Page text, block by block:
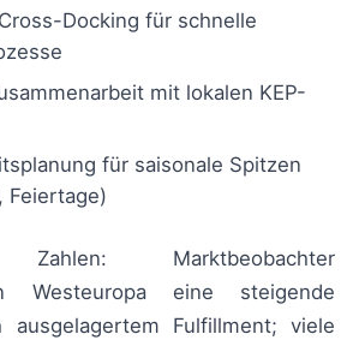
Docking für schnelle
mit lokalen KEP-
für saisonale Spitzen
Feiertage)
Marktbeobachter
Westeuropa eine steigende
ausgelagertem Fulfillment; viele